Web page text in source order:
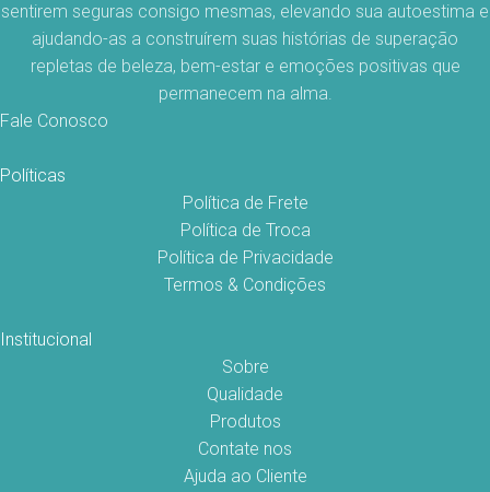
sentirem seguras consigo mesmas, elevando sua autoestima e
ajudando-as a construírem suas histórias de superação
repletas de beleza, bem-estar e emoções positivas que
permanecem na alma.
Fale Conosco
Políticas
Política de Frete
Política de Troca
Política de Privacidade
Termos & Condições
Institucional
Sobre
Qualidade
Produtos
Contate nos
Ajuda ao Cliente